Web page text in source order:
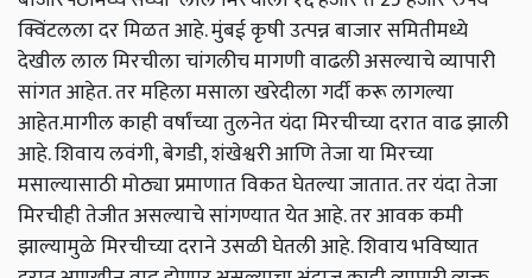
क्विंटलला दर मिळत आहे. मुंबई कृषी उत्पन्न बाजार समितीमध्ये
देखील लाल मिरचीला चांगलीच मागणी वाढली असल्याचे व्यापारी
सांगत आहेत. तर महिला मसाला खरेदीला गर्दी करू लागल्या
आहेत.मागील काही वर्षांच्या तुलनेत यंदा मिरचीच्या दरात वाढ झाली
आहे. शिवाय लवंगी, बेगडी, शंखेश्वरी आणि तेजा या मिरच्या
मसाल्यासाठी मोठ्या प्रमाणात विकत घेतल्या जातात. तर यंदा तेजा
मिरचीही तेजीत असल्याचे सांगण्यात येत आहे. तर आवक कमी
झाल्यामुळे मिरचीच्या दराने उसळी घेतली आहे. शिवाय भविष्यात